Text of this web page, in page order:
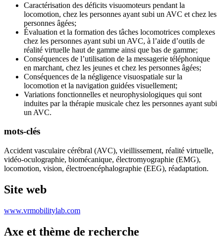
Caractérisation des déficits visuomoteurs pendant la
locomotion, chez les personnes ayant subi un AVC et chez les
personnes âgées;
Évaluation et la formation des tâches locomotrices complexes
chez les personnes ayant subi un AVC, à l’aide d’outils de
réalité virtuelle haut de gamme ainsi que bas de gamme;
Conséquences de l’utilisation de la messagerie téléphonique
en marchant, chez les jeunes et chez les personnes âgées;
Conséquences de la négligence visuospatiale sur la
locomotion et la navigation guidées visuellement;
Variations fonctionnelles et neurophysiologiques qui sont
induites par la thérapie musicale chez les personnes ayant subi
un AVC.
mots-clés
Accident vasculaire cérébral (AVC), vieillissement, réalité virtuelle,
vidéo-oculographie, biomécanique, électromyographie (EMG),
locomotion, vision, électroencéphalographie (EEG), réadaptation.
Site web
www.vrmobilitylab.com
Axe et thème de recherche